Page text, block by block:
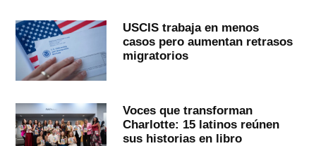
USCIS trabaja en menos
casos pero aumentan retrasos
migratorios
Voces que transforman
Charlotte: 15 latinos reúnen
sus historias en libro